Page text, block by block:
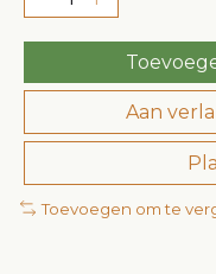
Aan
Toevoegen om te